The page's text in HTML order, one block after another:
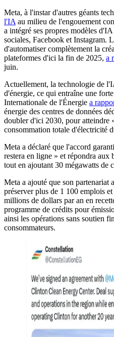
Meta, à l'instar d'autres géants
l'IA au milieu de l'engouement
a intégré ses propres modèles
sociales, Facebook et Instagram.
d'automatiser complètement la
plateformes d'ici la fin de 2025, a
juin.
Actuellement, la technologie de
d'énergie, ce qui entraîne une
Internationale de l'Énergie a
énergie des centres de données
doubler d'ici 2030, pour atteindre
consommation totale d'électricité
Meta a déclaré que l'accord
restera en ligne » et répondra aux
tout en ajoutant 30 mégawatts de
Meta a ajouté que son partenariat
préserver plus de 1 100 emplois
millions de dollars par an en
programme de crédits pour
ainsi les opérations sans soutien
consommateurs.